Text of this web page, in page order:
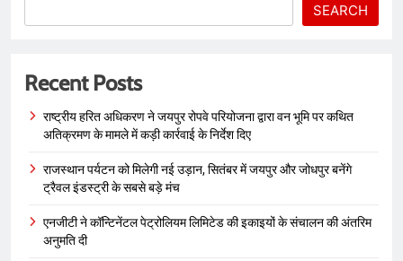
SEARCH
Recent Posts
राष्ट्रीय हरित अधिकरण ने जयपुर रोपवे परियोजना द्वारा वन भूमि पर कथित
अतिक्रमण के मामले में कड़ी कार्रवाई के निर्देश दिए
राजस्थान पर्यटन को मिलेगी नई उड़ान, सितंबर में जयपुर और जोधपुर बनेंगे
ट्रैवल इंडस्ट्री के सबसे बड़े मंच
एनजीटी ने कॉन्टिनेंटल पेट्रोलियम लिमिटेड की इकाइयों के संचालन की अंतरिम
अनुमति दी